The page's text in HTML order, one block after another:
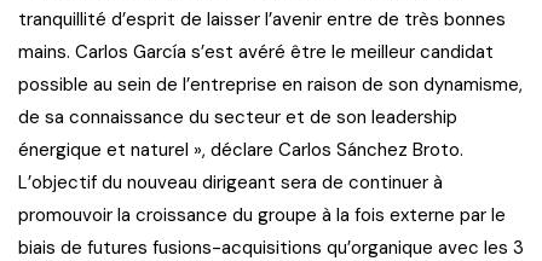
tranquillité d’esprit de laisser l’avenir entre de très bonnes
mains. Carlos García s’est avéré être le meilleur candidat
possible au sein de l’entreprise en raison de son dynamisme,
de sa connaissance du secteur et de son leadership
énergique et naturel », déclare Carlos Sánchez Broto.
L’objectif du nouveau dirigeant sera de continuer à
promouvoir la croissance du groupe à la fois externe par le
biais de futures fusions-acquisitions qu’organique avec les 3